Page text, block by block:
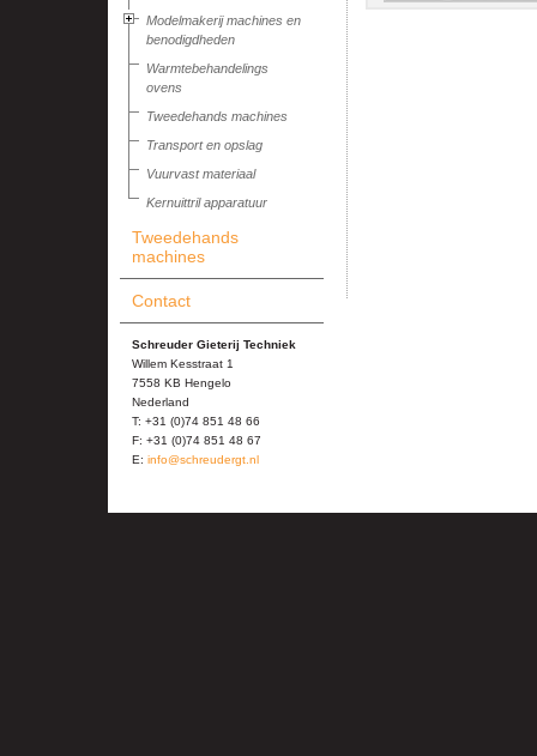
Modelmakerij machines en
benodigdheden
Warmtebehandelings
ovens
Tweedehands machines
Transport en opslag
Vuurvast materiaal
Kernuittril apparatuur
Tweedehands
machines
Contact
Schreuder Gieterij Techniek
Willem Kesstraat 1
7558 KB Hengelo
Nederland
T: +31 (0)74 851 48 66
F: +31 (0)74 851 48 67
E: info@schreudergt.nl